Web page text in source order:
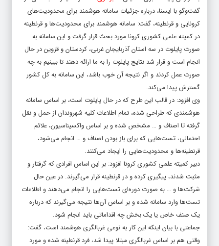
گفت‌وگو با ایسنا، درباره جزئیات سامانه هوشمند برای محدودیت‌های
کرونایی و قرنطینه، گفت: سامانه هوشمند برای محدودیت‌ها و قرنطینه
در کمیته علمی کشوری کرونا مورد بحث قرار گرفت و این سامانه به
صورت پایلوت در سه استان آذربایجان غربی، کردستان و قزوین در حال
انجام است و قرار شد نتایج پایلوت را به ما ارائه دهند تا ببینیم به چه
صورت عمل کردند و اگر نتیجه آن خوب باشد، این سامانه به کل کشور
گسترش پیدا می‌کند.
وی افزود: در قالب این طرح که در حال پایلوت است، بر اساس سامانه
هوشمندی که طراحی شده، تمام اطلاعات کلیه شهروندان از حمل و نقل
گرفته تا اصناف و … مشخص شده و بر اساس واکسیناسیون، علائم
احتمالی، تست‌هایی که برای باز بودن اصناف و … انجام می‌شود،
قرنطینه‌ها و محدودیت‌هایی را ایجاد می‌کنند.
دبیر کمیته علمی کشوری کرونا افزود: بر این اساس افرادی که گرفتار و
مثبت شدند، پیگیری کرده و در قرنطینه قرار می‌گیرند. در عین حال
شرکت‌ها و … به صورت دوره‌ای تست‌هایی را انجام می‌دهند و اطلاعات
تست‌ها وارد سامانه شده و بر اساس آن‌ها نتیجه می‌گیرند که درباره
یک صنف خاص یا یک بخش چه اقداماتی باید انجام شود.
جماعتی با بیان اینکه این کار به نوعی غربالگری هوشمند است، گفت:
وقتی هم بر اساس غربالگری مبتلا پیدا شد، فرد قرنطینه شده و مورد